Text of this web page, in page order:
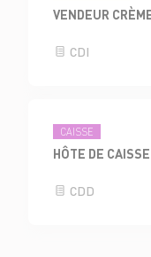
VENDEUR
CDI
CAISSE
HÔTE DE
CDD